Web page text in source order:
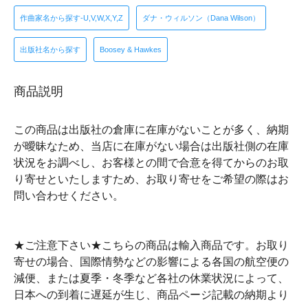
作曲家名から探す-U,V,W,X,Y,Z ダナ・ウィルソン（Dana Wilson）
出版社名から探す Boosey & Hawkes
商品説明
この商品は出版社の倉庫に在庫がないことが多く、納期
が曖昧なため、当店に在庫がない場合は出版社側の在庫
状況をお調べし、お客様との間で合意を得てからのお取
り寄せといたしますため、お取り寄せをご希望の際はお
問い合わせください。
★ご注意下さい★こちらの商品は輸入商品です。お取り
寄せの場合、国際情勢などの影響による各国の航空便の
減便、または夏季・冬季など各社の休業状況によって、
日本への到着に遅延が生じ、商品ページ記載の納期より